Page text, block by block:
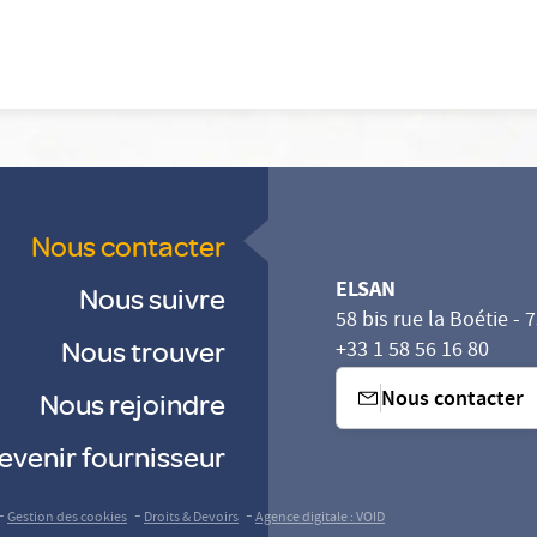
vos Options
paramètres de confidentialité, en garantissant la
Nous contacter
Nous suivre
Nous trouver
Nous rejoindre
fournisseur
ELSAN
58 bis rue la Boétie -
+33 1 58 56 16 80
Nous contacter
Gestion des cookies -Droits & Devoirs -Agence digitale : VOID